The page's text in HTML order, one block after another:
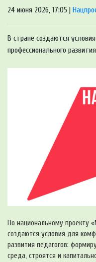
24 июня 2026, 17:05 |
В стране создаются
профессионального
По национальному проекту
создаются условия для
развития педагогов:
среда, строятся и